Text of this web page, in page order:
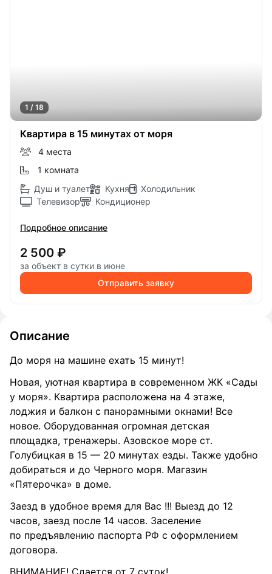
1 / 18
Квартира в 15 минутах от моря
4 места
1 комната
Душ и туалет
Кухня
Холодильник
Телевизор
Кондиционер
Подробное описание
2 500 ₽
за объект в сутки в июне
Отправить заявку
Описание
До моря на машине ехать 15 минут!
Новая, уютная квартира в современном ЖК «Сады
у моря». Квартира расположена на 4 этаже,
лоджия и балкон с панорамными окнами! Все
новое. Оборудованная огромная детская
площадка, тренажеры. Азовское море ст.
Голубицкая в 15 — 20 минутах езды. Также удобно
добираться и до Черного моря. Магазин
«Пятерочка» в доме.
Заезд в удобное время для Вас !!! Выезд до 12
часов, заезд после 14 часов. Заселение
по предъявлению паспорта РФ с оформлением
договора.
ВНИМАНИЕ! Сдается от 7 суток!